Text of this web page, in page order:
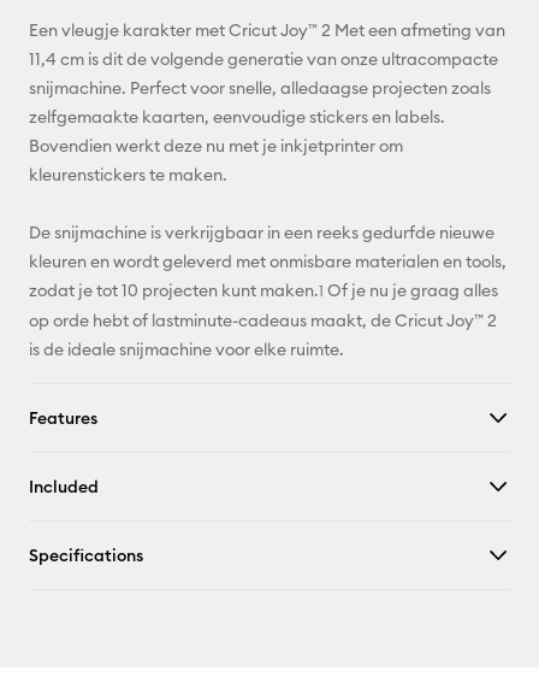
Pinterest
Facebook
Een vleugje karakter met Cricut Joy™ 2 Met een afmeting van
11,4 cm is dit de volgende generatie van onze ultracompacte
snijmachine. Perfect voor snelle, alledaagse projecten zoals
zelfgemaakte kaarten, eenvoudige stickers en labels.
Bovendien werkt deze nu met je inkjetprinter om
kleurenstickers te maken.
De snijmachine is verkrijgbaar in een reeks gedurfde nieuwe
kleuren en wordt geleverd met onmisbare materialen en tools,
zodat je tot 10 projecten kunt maken.1 Of je nu je graag alles
op orde hebt of lastminute-cadeaus maakt, de Cricut Joy™ 2
is de ideale snijmachine voor elke ruimte.
Features
Included
Specifications